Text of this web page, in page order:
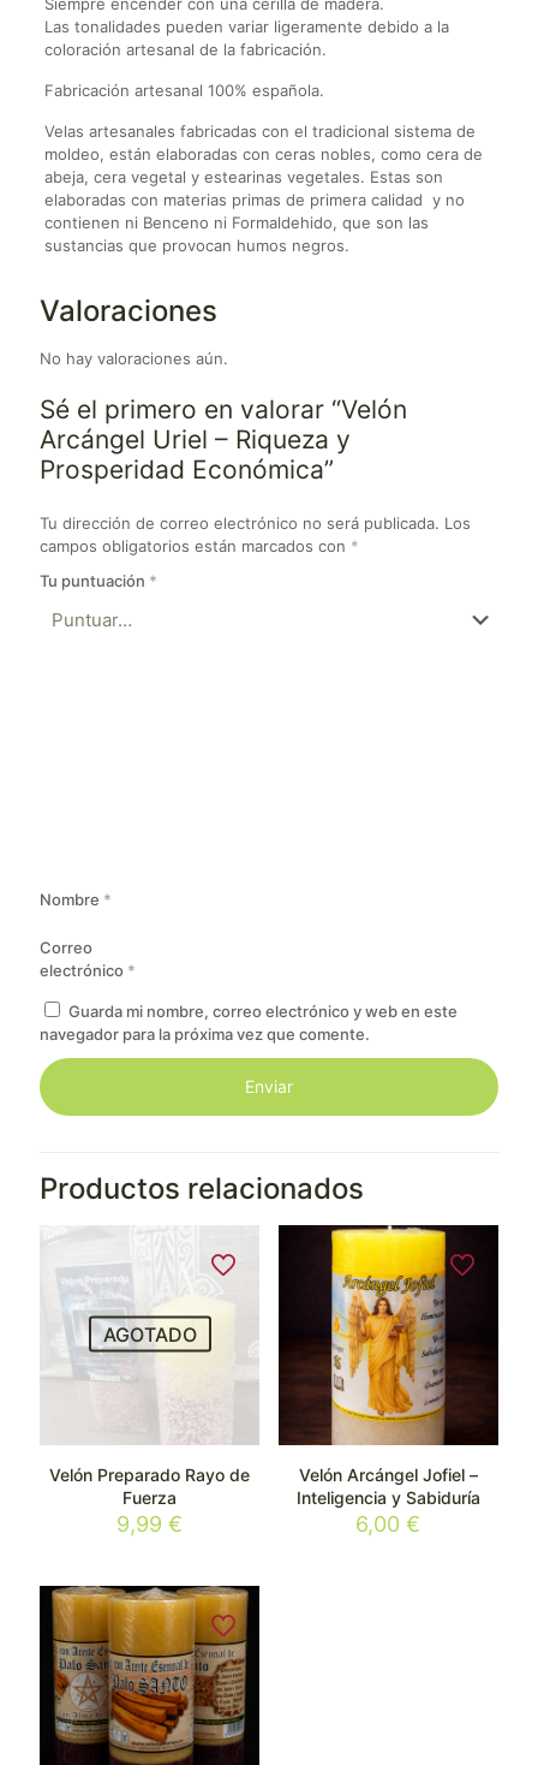
Las tonalidades pueden variar ligeramente debido a la
coloración artesanal de la fabricación.
Fabricación artesanal 100% española.
Velas artesanales fabricadas con el tradicional sistema de
moldeo, están elaboradas con ceras nobles, como cera de
abeja, cera vegetal y estearinas vegetales. Estas son
elaboradas con materias primas de primera calidad y no
contienen ni Benceno ni Formaldehido, que son las
sustancias que provocan humos negros.
Valoraciones
No hay valoraciones aún.
Sé el primero en valorar “Velón
Arcángel Uriel – Riqueza y
Prosperidad Económica”
Tu dirección de correo electrónico no será publicada. Los
campos obligatorios están marcados con *
Tu puntuación *
Nombre *
Correo
electrónico *
Guarda mi nombre, correo electrónico y web en este
navegador para la próxima vez que comente.
Productos relacionados
AGOTADO
Velón Preparado Rayo de
Fuerza
9,99€
Velón Arcángel Jofiel –
Inteligencia y Sabiduría
6,00€